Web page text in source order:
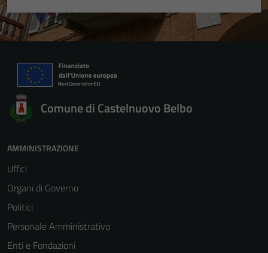
Comune di Castelnuovo Belbo
AMMINISTRAZIONE
Uffici
Organi di Governo
Politici
Personale Amministrativo
Enti e Fondazioni